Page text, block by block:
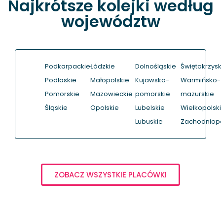
Najkrótsze kolejki według
województw
Podkarpackie
Podlaskie
Pomorskie
Śląskie
Łódzkie
Małopolskie
Mazowieckie
Opolskie
Dolnośląskie
Kujawsko-
pomorskie
Lubelskie
Lubuskie
Warmińsko-
mazurskie
ZOBACZ WSZYSTKIE PLACÓWKI